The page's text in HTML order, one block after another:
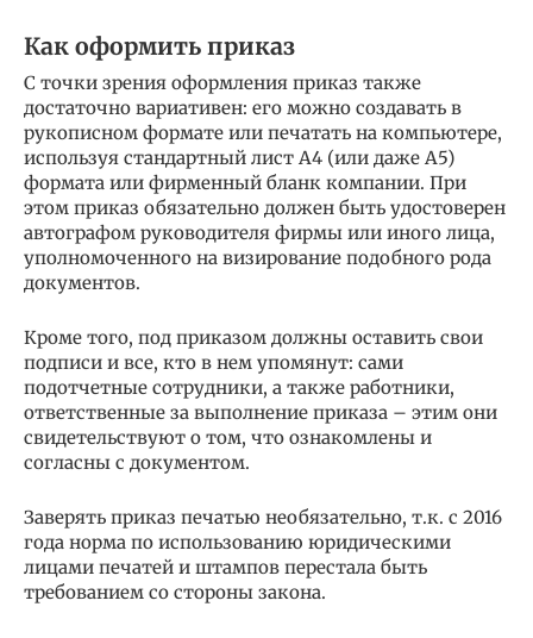
Как оформить приказ
С точки зрения оформления приказ также
достаточно вариативен: его можно создавать в
рукописном формате или печатать на компьютере,
используя стандартный лист А4 (или даже А5)
формата или фирменный бланк компании. При
этом приказ обязательно должен быть удостоверен
автографом руководителя фирмы или иного лица,
уполномоченного на визирование подобного рода
документов.
Кроме того, под приказом должны оставить свои
подписи и все, кто в нем упомянут: сами
подотчетные сотрудники, а также работники,
ответственные за выполнение приказа – этим они
свидетельствуют о том, что ознакомлены и
согласны с документом.
Заверять приказ печатью необязательно, т.к. с 2016
года норма по использованию юридическими
лицами печатей и штампов перестала быть
требованием со стороны закона.